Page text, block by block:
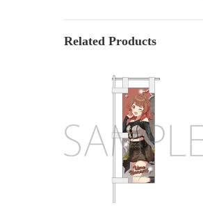
Related Products